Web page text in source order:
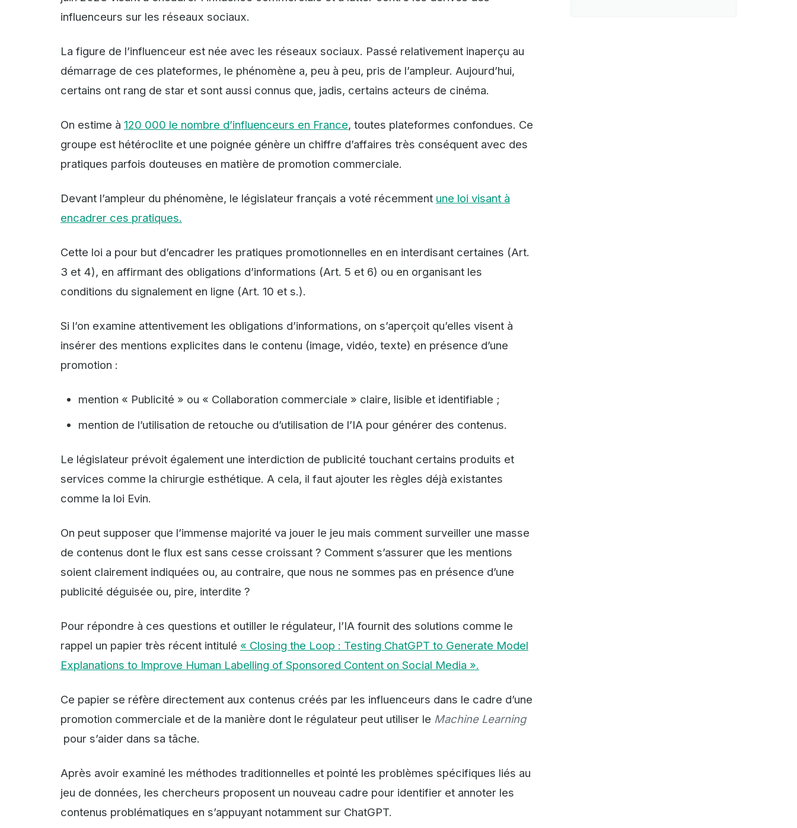
influenceurs sur les réseaux sociaux.
La figure de l’influenceur est née avec les réseaux sociaux. Passé relativement inaperçu au
démarrage de ces plateformes, le phénomène a, peu à peu, pris de l’ampleur. Aujourd’hui,
certains ont rang de star et sont aussi connus que, jadis, certains acteurs de cinéma.
On estime à 120 000 le nombre d’influenceurs en France, toutes plateformes confondues. Ce
groupe est hétéroclite et une poignée génère un chiffre d’affaires très conséquent avec des
pratiques parfois douteuses en matière de promotion commerciale.
Devant l’ampleur du phénomène, le législateur français a voté récemment une loi visant à
encadrer ces pratiques.
Cette loi a pour but d’encadrer les pratiques promotionnelles en en interdisant certaines (Art.
3 et 4), en affirmant des obligations d’informations (Art. 5 et 6) ou en organisant les
conditions du signalement en ligne (Art. 10 et s.).
Si l’on examine attentivement les obligations d’informations, on s’aperçoit qu’elles visent à
insérer des mentions explicites dans le contenu (image, vidéo, texte) en présence d’une
promotion :
mention « Publicité » ou « Collaboration commerciale » claire, lisible et identifiable ;
mention de l’utilisation de retouche ou d’utilisation de l’IA pour générer des contenus.
Le législateur prévoit également une interdiction de publicité touchant certains produits et
services comme la chirurgie esthétique. A cela, il faut ajouter les règles déjà existantes
comme la loi Evin.
On peut supposer que l’immense majorité va jouer le jeu mais comment surveiller une masse
de contenus dont le flux est sans cesse croissant ? Comment s’assurer que les mentions
soient clairement indiquées ou, au contraire, que nous ne sommes pas en présence d’une
publicité déguisée ou, pire, interdite ?
Pour répondre à ces questions et outiller le régulateur, l’IA fournit des solutions comme le
rappel un papier très récent intitulé « Closing the Loop : Testing ChatGPT to Generate Model
Explanations to Improve Human Labelling of Sponsored Content on Social Media ».
Ce papier se réfère directement aux contenus créés par les influenceurs dans le cadre d’une
promotion commerciale et de la manière dont le régulateur peut utiliser le Machine Learning
pour s’aider dans sa tâche.
Après avoir examiné les méthodes traditionnelles et pointé les problèmes spécifiques liés au
jeu de données, les chercheurs proposent un nouveau cadre pour identifier et annoter les
contenus problématiques en s’appuyant notamment sur ChatGPT.